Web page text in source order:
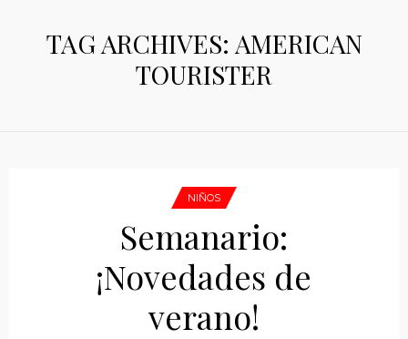
TAG ARCHIVES: AMERICAN
TOURISTER
NIÑOS
Semanario:
¡Novedades de
verano!